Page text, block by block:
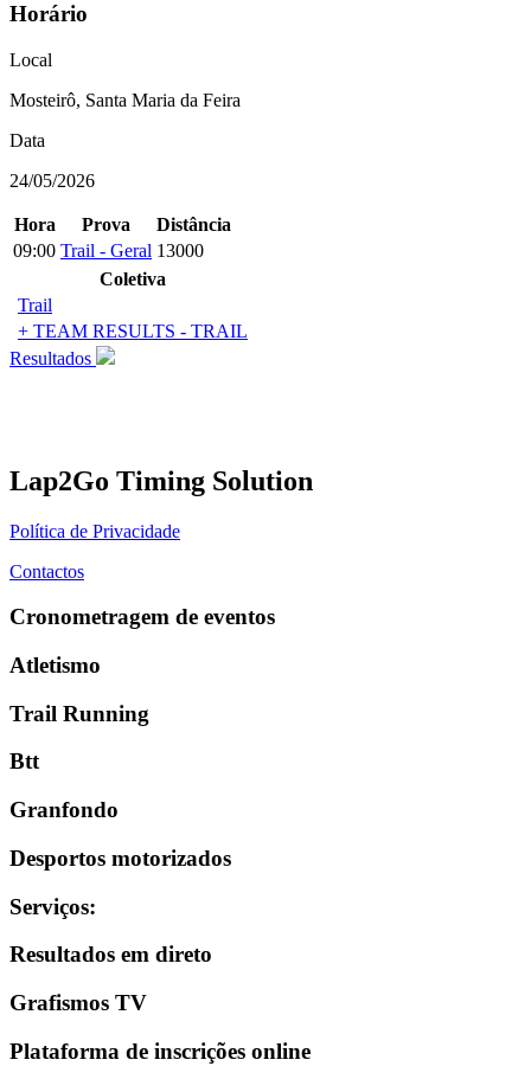
Horário
Local
Mosteirô, Santa Maria da Feira
Data
24/05/2026
Hora Prova
Distância
09:00 Trail - Geral 13000
Coletiva
Trail
+ TEAM RESULTS - TRAIL
Resultados
Lap2Go Timing Solution
Política de Privacidade
Contactos
Cronometragem de eventos
Atletismo
Trail Running
Btt
Granfondo
Desportos motorizados
Serviços:
Resultados em direto
Grafismos TV
Plataforma de inscrições online